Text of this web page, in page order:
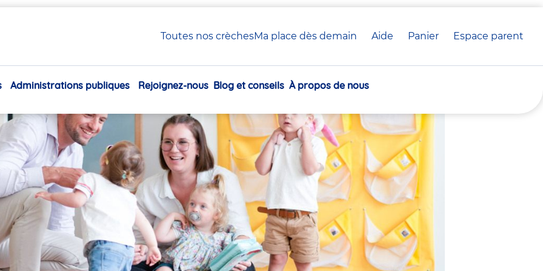
Toutes nos crèchesMa place dès demain Aide Panier crèche(s)
Espace parent
Navigation
Administrations publiques Rejoignez-nous Blog et conseils À propos de nous